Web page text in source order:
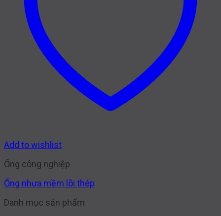
Add to wishlist
Ống công nghiệp
Ống nhựa mềm lõi thép
Danh mục sản phẩm